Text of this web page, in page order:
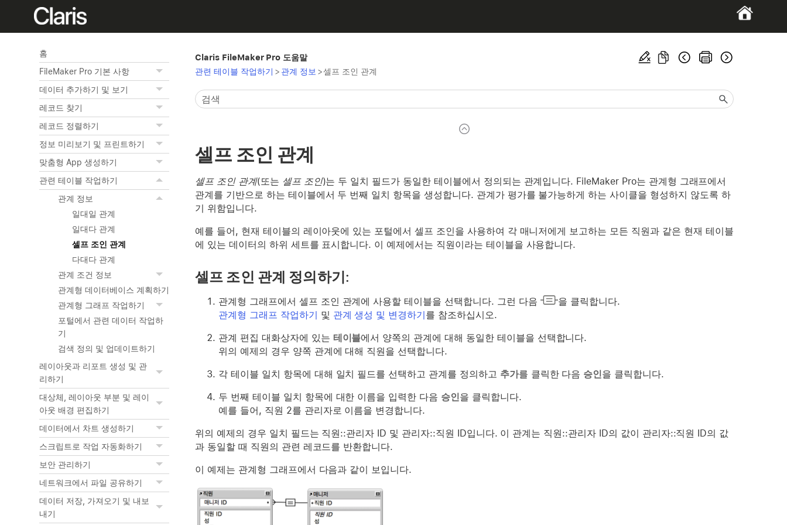
홈
FileMaker Pro 기본 사항
데이터 추가하기 및 보기
레코드 찾기
레코드 정렬하기
정보 미리보기 및 프린트하기
맞춤형 App 생성하기
관련 테이블 작업하기
관계 정보
일대일 관계
일대다 관계
셀프 조인 관계
다대다 관계
관계 조건 정보
관계형 데이터베이스 계획하기
관계형 그래프 작업하기
포털에서 관련 데이터 작업하
기
검색 정의 및 업데이트하기
레이아웃과 리포트 생성 및 관
리하기
대상체, 레이아웃 부분 및 레이
아웃 배경 편집하기
데이터에서 차트 생성하기
스크립트로 작업 자동화하기
보안 관리하기
네트워크에서 파일 공유하기
데이터 저장, 가져오기 및 내보
내기
Claris FileMaker Pro 도움말
관련 테이블 작업하기 > 관계 정보 >셀프 조인 관계
셀프 조인 관계
셀프 조인 관계(또는 셀프 조인)는 두 일치 필드가 동일한 테이블에서 정의되는 관계입니다. FileMaker Pro는 관계형 그래프에서
관계를 기반으로 하는 테이블에서 두 번째 일치 항목을 생성합니다. 관계가 평가를 불가능하게 하는 사이클을 형성하지 않도록 하
기 위함입니다.
예를 들어, 현재 테이블의 레이아웃에 있는 포털에서 셀프 조인을 사용하여 각 매니저에게 보고하는 모든 직원과 같은 현재 테이블
에 있는 데이터의 하위 세트를 표시합니다. 이 예제에서는 직원이라는 테이블을 사용합니다.
셀프 조인 관계 정의하기:
관계형 그래프에서 셀프 조인 관계에 사용할 테이블을 선택합니다. 그런 다음
을 클릭합니다.
관계형 그래프 작업하기 및 관계 생성 및 변경하기를 참조하십시오.
관계 편집 대화상자에 있는 테이블에서 양쪽의 관계에 대해 동일한 테이블을 선택합니다.
위의 예제의 경우 양쪽 관계에 대해 직원을 선택합니다.
각 테이블 일치 항목에 대해 일치 필드를 선택하고 관계를 정의하고 추가를 클릭한 다음 승인을 클릭합니다.
두 번째 테이블 일치 항목에 대한 이름을 입력한 다음 승인을 클릭합니다.
예를 들어, 직원 2를 관리자로 이름을 변경합니다.
위의 예제의 경우 일치 필드는 직원::관리자 ID 및 관리자::직원 ID입니다. 이 관계는 직원::관리자 ID의 값이 관리자::직원 ID의 값
과 동일할 때 직원의 관련 레코드를 반환합니다.
이 예제는 관계형 그래프에서 다음과 같이 보입니다.